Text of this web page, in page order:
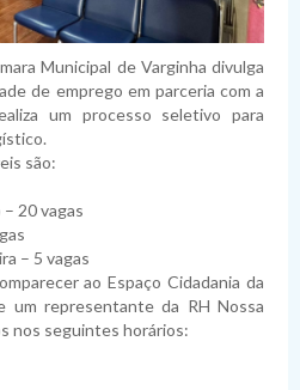
Cidadão - SIC
Pessoais
Municipal de Varginha divulga
de emprego em parceria com a
um processo seletivo para
são:
20 vagas
– 5 vagas
ao Espaço Cidadania da
um representante da RH Nossa
nos seguintes horários: